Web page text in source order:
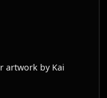
artwork by Kai